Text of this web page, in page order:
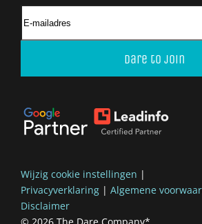
Dare to join
Wijzig cookie instellingen |
Privacyverklaring
Algemene
Disclaimer